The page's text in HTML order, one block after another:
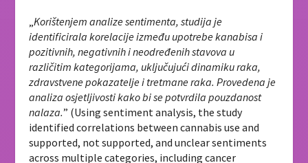
„Korištenjem analize sentimenta, studija je
identificirala korelacije između upotrebe kanabisa i
pozitivnih, negativnih i neodređenih stavova u
različitim kategorijama, uključujući dinamiku raka,
zdravstvene pokazatelje i tretmane raka. Provedena je
analiza osjetljivosti kako bi se potvrdila pouzdanost
nalaza.” (Using sentiment analysis, the study
identified correlations between cannabis use and
supported, not supported, and unclear sentiments
across multiple categories, including cancer